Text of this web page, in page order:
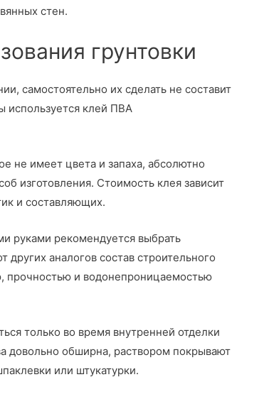
стен.
грунтовки
самостоятельно их сделать не составит
используется клей ПВА
не имеет цвета и запаха, абсолютно
изготовления. Стоимость клея зависит
и составляющих.
руками рекомендуется выбрать
других аналогов состав строительного
прочностью и водонепроницаемостью
только во время внутренней отделки
довольно обширна, раствором покрывают
или штукатурки.